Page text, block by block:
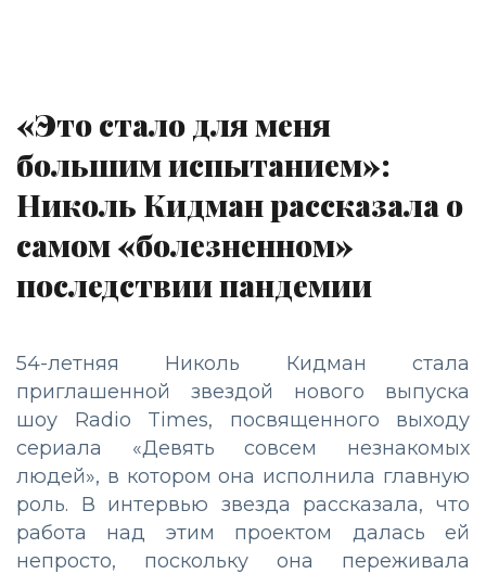
«Это стало для меня
большим испытанием»:
Николь Кидман рассказала о
самом «болезненном»
последствии пандемии
54-летняя Николь Кидман стала
приглашенной звездой нового выпуска
шоу Radio Times, посвященного выходу
сериала «Девять совсем незнакомых
людей», в котором она исполнила главную
роль. В интервью звезда рассказала, что
работа над этим проектом далась ей
непросто, поскольку она переживала